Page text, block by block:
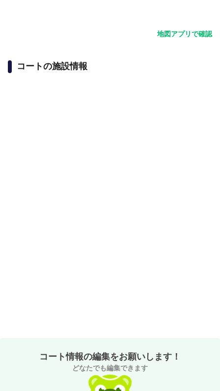
地図アプリで確認
コートの施設情報
コート情報の編集をお願いします！
どなたでも編集できます